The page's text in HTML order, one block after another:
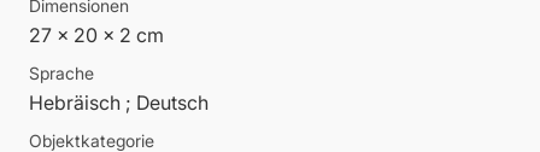
Dimensionen
27 x 20 x 2 cm
Sprache
Hebräisch ; Deutsch
Objektkategorie